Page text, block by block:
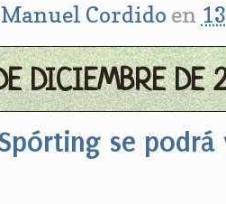
Manuel Cordido en
DICIEMBRE DE
se podrá